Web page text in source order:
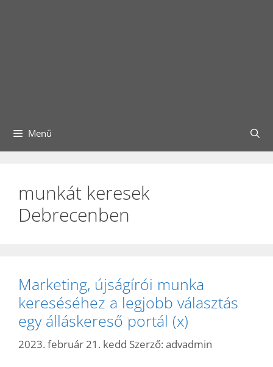
Menü
munkát keresek
Debrecenben
Marketing, újságírói munka
kereséséhez a legjobb választás
egy álláskereső portál (x)
2023. február 21. kedd Szerző: advadmin